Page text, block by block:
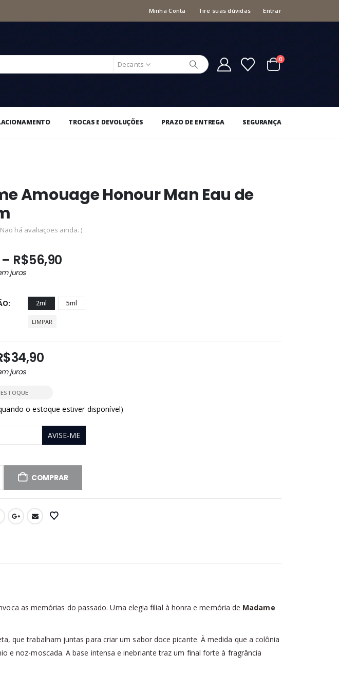
Minha Conta Tire suas dúvidas Entrar
Decants
0
TROCAS E DEVOLUÇÕES PRAZO DE ENTREGA SEGURANÇA
Amouage Honour Man Eau de
há avaliações ainda. )
– R$56,90Faixa
R$34,90
através
juros
2ml 5ml
LIMPAR
original
34,90O
R$34,90.
juros
o estoque estiver disponível)
COMPRAR
as memórias do passado. Uma elegia filial à honra e memória de Madame
que trabalham juntas para criar um sabor doce picante. À medida que a colônia
e noz-moscada. A base intensa e inebriante traz um final forte à fragrância